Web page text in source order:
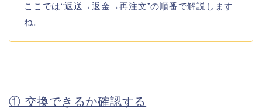
ここでは“返送→返金→再注文”の順番で解説します
ね。
① 交換できるか確認する